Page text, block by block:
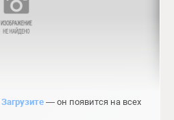
Загрузите — он появится на всех